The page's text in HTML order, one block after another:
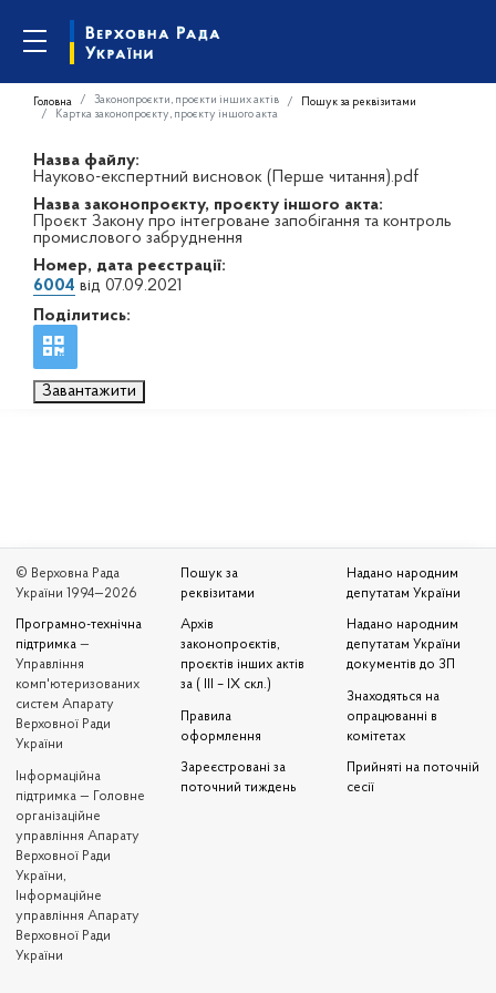
Головна Законопроєкти, проєкти інших актів
Пошук за реквізитами
Картка законопроєкту, проєкту іншого акта
Назва файлу:
Науково-експертний висновок (Перше читання).pdf
Назва законопроєкту, проєкту іншого акта:
Проєкт Закону про інтегроване запобігання та контроль
промислового забруднення
Номер, дата реєстрації:
6004 від 07.09.2021
Поділитись:
Завантажити
© Верховна Рада
України 1994—2026
Програмно-технічна
підтримка —
Управління
комп'ютеризованих
систем Апарату
Верховної Ради
України
Iнформаційна
підтримка — Головне
організаційне
управління Апарату
Верховної Ради
України,
Інформаційне
управління Апарату
Верховної Ради
України
Пошук за
реквізитами
Архів
законопроєктів,
проєктів інших актів
за ( III – IX скл.)
Правила
оформлення
Зареєстровані за
поточний тиждень
Надано народним
депутатам України
Надано народним
депутатам України
документів до ЗП
Знаходяться на
опрацюванні в
комітетах
Прийняті на поточній
сесії